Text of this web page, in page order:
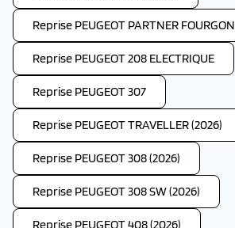
Reprise PEUGEOT PARTNER FOURGON
Reprise PEUGEOT 208 ELECTRIQUE
Reprise PEUGEOT 307
Reprise PEUGEOT TRAVELLER (2026)
Reprise PEUGEOT 308 (2026)
Reprise PEUGEOT 308 SW (2026)
Reprise PEUGEOT 408 (2026)